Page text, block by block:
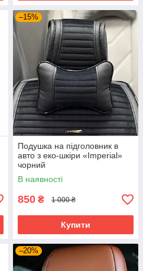
–15%
Подушка на підголовник в
авто з еко-шкіри «Imperial»
чорний
В наявності
850 ₴ 1 000 ₴
Купити
–20%